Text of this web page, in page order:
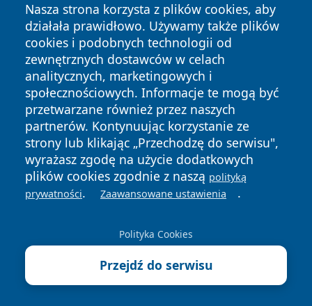
Nasza strona korzysta z plików cookies, aby
działała prawidłowo. Używamy także plików
cookies i podobnych technologii od
zewnętrznych dostawców w celach
analitycznych, marketingowych i
społecznościowych. Informacje te mogą być
przetwarzane również przez naszych
partnerów. Kontynuując korzystanie ze
strony lub klikając „Przechodzę do serwisu",
wyrażasz zgodę na użycie dodatkowych
plików cookies zgodnie z naszą polityką
prywatności. Zaawansowane ustawienia .
Polityka Cookies
Przejdź do serwisu
Copyright © 2026 zycieboleslawca.pl Wszystkie prawa
zastrzeżone.
News Autorzy
Polityka
Prywatności
Polityka
Cookies